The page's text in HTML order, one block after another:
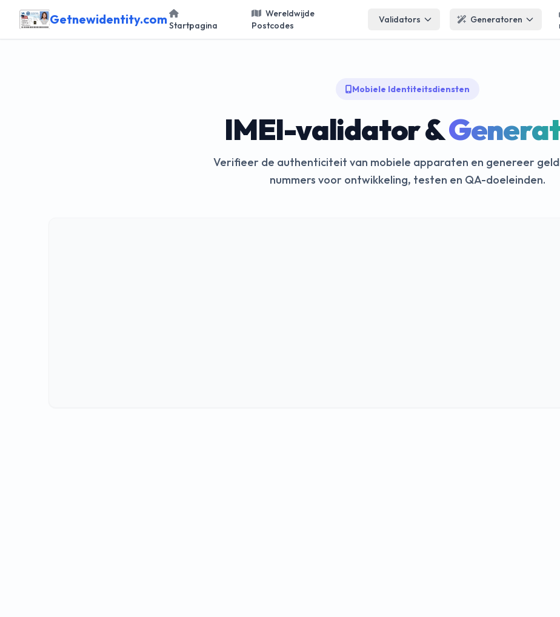
Getnewidentity.comStartpagina
Wereldwijde
Postcodes
Validators Generatoren
Mobiele Identiteitsdiensten
IMEI-validator &
Verifieer de authenticiteit van mobiele apparaten en genereer
nummers voor ontwikkeling, testen en QA-doeleinden.